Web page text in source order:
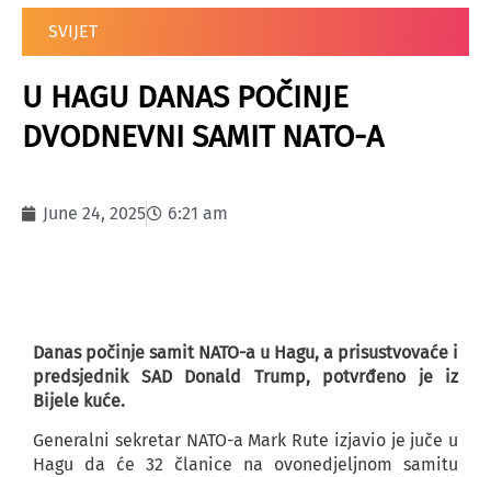
SVIJET
U HAGU DANAS POČINJE
DVODNEVNI SAMIT NATO-A
June 24, 2025 6:21 am
Danas počinje samit NATO-a u Hagu, a prisustvovaće i
predsjednik SAD Donald Trump, potvrđeno je iz
Bijele kuće.
Generalni sekretar NATO-a Mark Rute izjavio je juče u
Hagu da će 32 članice na ovonedjeljnom samitu